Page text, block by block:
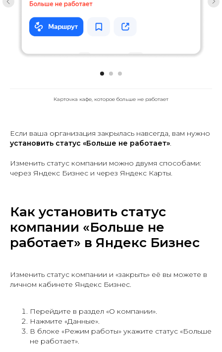
Карточка кафе, которое больше не работает
Если ваша организация закрылась навсегда, вам нужно
установить статус «Больше не работает».
Изменить статус компании можно двумя способами:
через Яндекс Бизнес и через Яндекс Карты.
Как установить статус
компании «Больше не
работает» в Яндекс Бизнес
Изменить статус компании и «закрыть» её вы можете в
личном кабинете Яндекс Бизнес.
Перейдите в раздел «О компании».
Нажмите «Данные».
В блоке «Режим работы» укажите статус «Больше
не работает».